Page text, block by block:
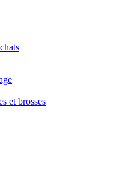
et brosses